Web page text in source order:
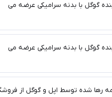
گوگل با بدنه سرامیکی عرضه می
گوگل با بدنه سرامیکی عرضه می
رها شده توسط اپل و گوگل از